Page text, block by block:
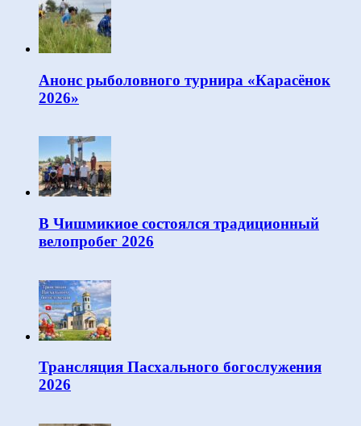
Анонс рыболовного турнира «Карасёнок
2026»
В Чишмикиое состоялся традиционный
велопробег 2026
Трансляция Пасхального богослужения
2026